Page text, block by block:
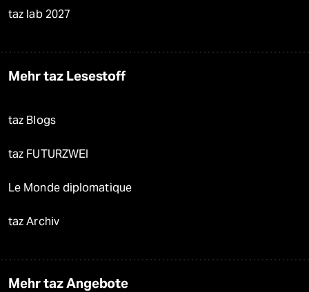
taz lab 2027
Mehr taz Lesestoff
taz Blogs
taz FUTURZWEI
Le Monde diplomatique
taz Archiv
Mehr taz Angebote